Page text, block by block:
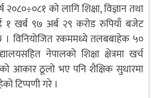
को लागि शिक्षा, विज्ञान तथा
१ खर्ब ९७ अर्ब २९ करोड रुपियाँ बजेट
। विनियोजित रकममध्ये तलबबाहेक ५०
नेपालको शिक्षा क्षेत्रमा खर्च
आकार ठूलो भए पनि शैक्षिक सुधारमा
टिप्पणी गरे ।